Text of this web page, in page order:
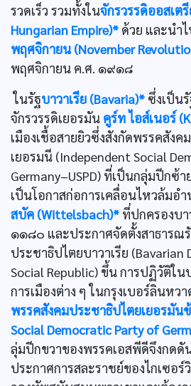
รวดเร็ว รวมทั้งในจักรวรรดิออสเต
Hungarian Empire)* ด้วย และนำ
พฤศจิกายน (November
พฤศจิกายน ค.ศ. ๑๙๑๘
ในรัฐบาวาเรีย (Bavaria)* ซึ่งเป็น
จักรวรรดิเยอรมัน คูร์ท ไอส์เนอร์
เมืองเชื้อสายยิวซึ่งสังกัดพรรคสัง
เยอรมนี (Independent Social
Germany–USPD) ที่เป็นกลุ่มปีกซ้
เป็นโอกาสก่อการเคลื่อนไหวล้มอำ
สบัค (Wittelsbach)* ที่ปกครองบา
๑๑๘๐ และประกาศจัดตั้งสาธารณ
ประชาธิปไตยบาวาเรีย (Bavarian
Social Republic) ขึ้น การปฏิวัติใน
การเมืองต่าง ๆ ในกรุงเบอร์ลินหว
พรรคสังคมประชาธิปไตยเยอรมัน
Social Democratic Party of
ลุ่มปีกขวาของพรรคเอสพีดีจึงกดดั
ประกาศการสละราชย์ของไกเซอร์